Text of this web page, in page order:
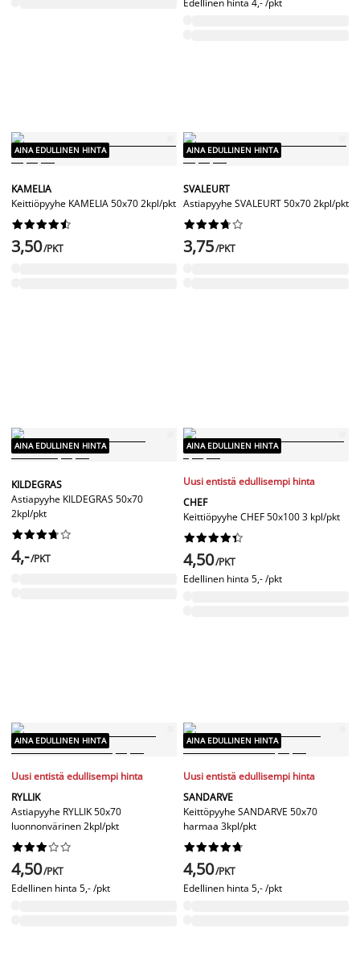
Edellinen hinta 4,- /pkt
AINA EDULLINEN HINTA
KAMELIA
Keittiöpyyhe KAMELIA 50x70 2kpl/pkt






3,50/PKT
AINA EDULLINEN HINTA
SVALEURT
Astiapyyhe SVALEURT 50x70 2kpl/pkt






3,75/PKT
AINA EDULLINEN HINTA
KILDEGRAS
Astiapyyhe KILDEGRAS 50x70
2kpl/pkt






4,-/PKT
AINA EDULLINEN HINTA
Uusi entistä edullisempi hinta
CHEF
Keittiöpyyhe CHEF 50x100 3 kpl/pkt






4,50/PKT
Edellinen hinta 5,- /pkt
AINA EDULLINEN HINTA
Uusi entistä edullisempi hinta
RYLLIK
Astiapyyhe RYLLIK 50x70
luonnonvärinen 2kpl/pkt






4,50/PKT
Edellinen hinta 5,- /pkt
AINA EDULLINEN HINTA
Uusi entistä edullisempi hinta
SANDARVE
Keittöpyyhe SANDARVE 50x70
harmaa 3kpl/pkt






4,50/PKT
Edellinen hinta 5,- /pkt